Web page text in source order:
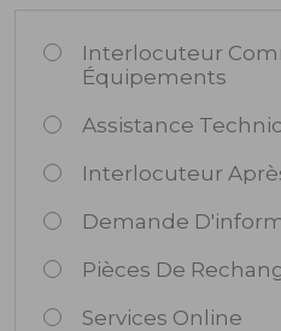
Interlocuteur
Équipements
Assistance
Interlocuteur
Demande
Pièces De
Services Online